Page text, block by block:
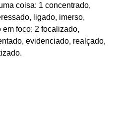
coisa: 1 concentrado,
ligado, imerso,
foco: 2 focalizado,
evidenciado, realçado,